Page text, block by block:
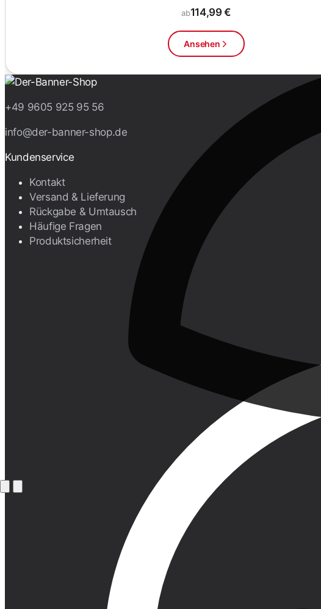
ab114,99 €
Ansehen
+49 9605 925 95 56
info@der-banner-shop.de
Kundenservice
Kontakt
Versand & Lieferung
Rückgabe & Umtausch
Häufige Fragen
Produktsicherheit